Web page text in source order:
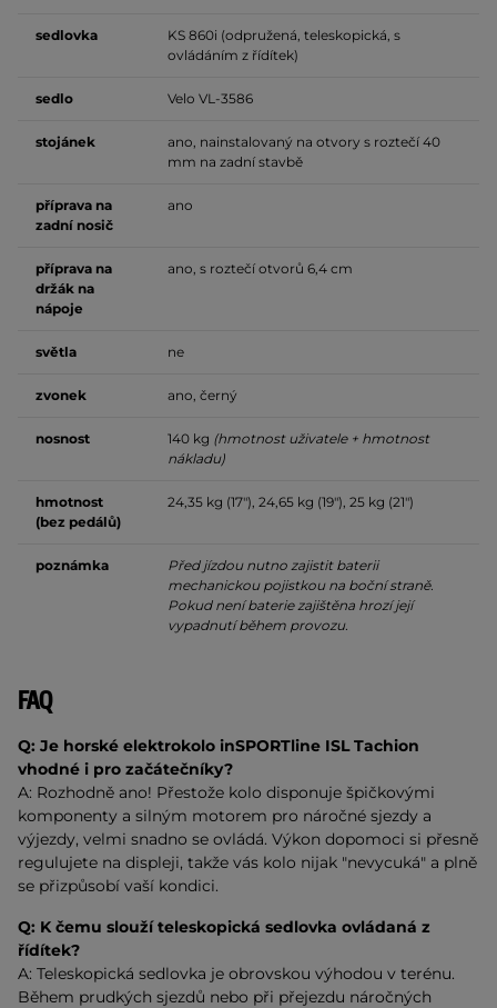
sedlovka
KS 860i (odpružená, teleskopická, s
ovládáním z řídítek)
sedlo Velo VL-3586
stojánek
ano, nainstalovaný na otvory s roztečí 40
mm na zadní stavbě
příprava na
zadní nosič
ano
příprava na
držák na
nápoje
ano, s roztečí otvorů 6,4 cm
světla ne
zvonek ano, černý
nosnost 140 kg (hmotnost uživatele + hmotnost
nákladu)
hmotnost
(bez pedálů)
24,35 kg (17"), 24,65 kg (19"), 25 kg (21")
poznámka
Před jízdou nutno zajistit baterii
mechanickou pojistkou na boční straně.
Pokud není baterie zajištěna hrozí její
vypadnutí během provozu.
FAQ
Q: Je horské elektrokolo inSPORTline ISL Tachion
vhodné i pro začátečníky?
A: Rozhodně ano! Přestože kolo disponuje špičkovými
komponenty a silným motorem pro náročné sjezdy a
výjezdy, velmi snadno se ovládá. Výkon dopomoci si přesně
regulujete na displeji, takže vás kolo nijak "nevycuká" a plně
se přizpůsobí vaší kondici.
Q: K čemu slouží teleskopická sedlovka ovládaná z
řídítek?
A: Teleskopická sedlovka je obrovskou výhodou v terénu.
Během prudkých sjezdů nebo při přejezdu náročných